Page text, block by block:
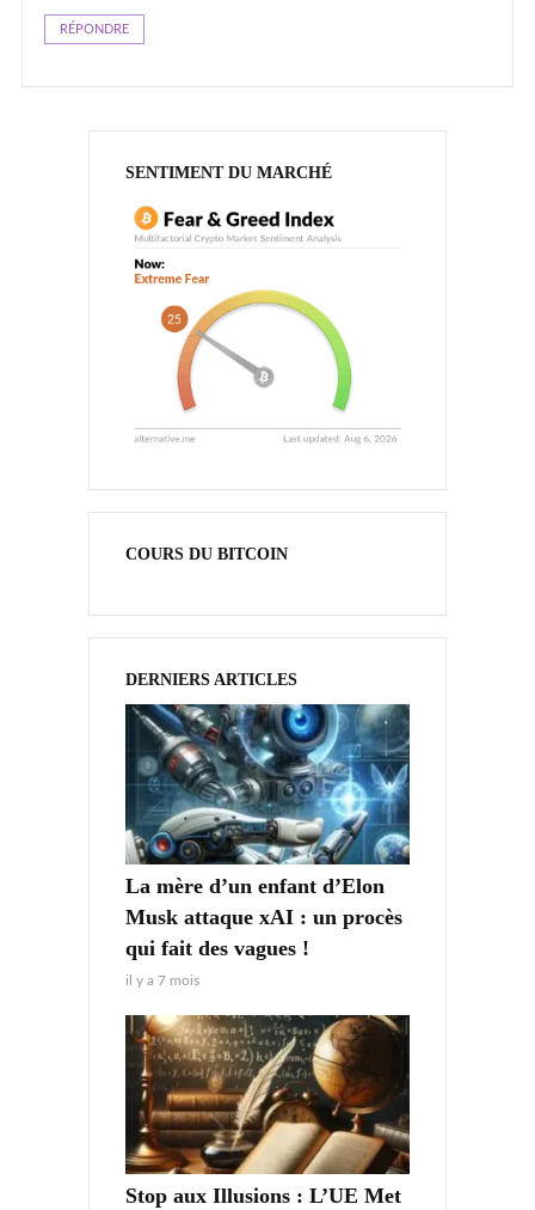
RÉPONDRE
SENTIMENT DU MARCHÉ
COURS DU BITCOIN
DERNIERS ARTICLES
La mère d’un enfant d’Elon
Musk attaque xAI : un procès
qui fait des vagues !
il y a 7 mois
Stop aux Illusions : L’UE Met